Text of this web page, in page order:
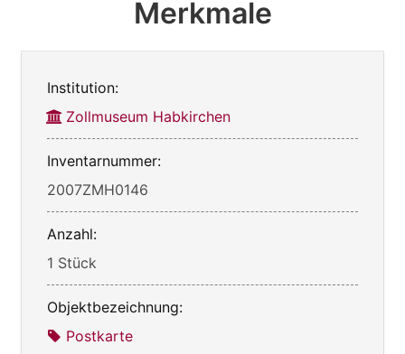
Merkmale
Institution:
Zollmuseum Habkirchen
Inventarnummer:
2007ZMH0146
Anzahl:
1 Stück
Objektbezeichnung:
Postkarte